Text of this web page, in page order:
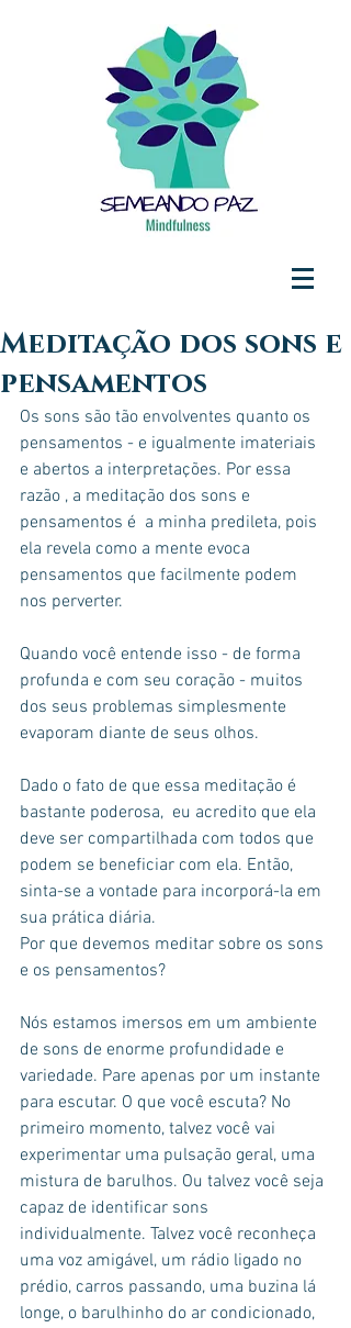
Meditação dos sons e
pensamentos
Os sons são tão envolventes quanto os
pensamentos - e igualmente imateriais
e abertos a interpretações. Por essa
razão , a meditação dos sons e
pensamentos é  a minha predileta, pois
ela revela como a mente evoca
pensamentos que facilmente podem
nos perverter.
Quando você entende isso - de forma
profunda e com seu coração - muitos
dos seus problemas simplesmente
evaporam diante de seus olhos.
Dado o fato de que essa meditação é
bastante poderosa,  eu acredito que ela
deve ser compartilhada com todos que
podem se beneficiar com ela. Então,
sinta-se a vontade para incorporá-la em
sua prática diária.
Por que devemos meditar sobre os sons
e os pensamentos?
Nós estamos imersos em um ambiente
de sons de enorme profundidade e
variedade. Pare apenas por um instante
para escutar. O que você escuta? No
primeiro momento, talvez você vai
experimentar uma pulsação geral, uma
mistura de barulhos. Ou talvez você seja
capaz de identificar sons
individualmente. Talvez você reconheça
uma voz amigável, um rádio ligado no
prédio, carros passando, uma buzina lá
longe, o barulhinho do ar condicionado,